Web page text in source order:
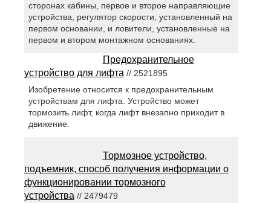
сторонах кабины, первое и второе направляющие
устройства, регулятор скорости, установленный на
первом основании, и ловители, установленные на
первом и втором монтажном основаниях.
Предохранительное
устройство для лифта// 2521895
Изобретение относится к предохранительным
устройствам для лифта. Устройство может
тормозить лифт, когда лифт внезапно приходит в
движение.
Тормозное устройство,
подъемник, способ получения информации о
функционировании тормозного
устройства// 2479479